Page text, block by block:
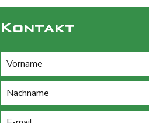
Kontakt